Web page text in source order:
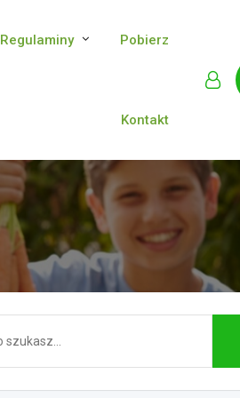
Regulaminy Pobierz
Kontakt